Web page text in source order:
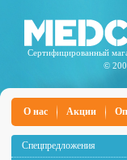
Сертифицированный
©
О нас Акции
Спецпредложения